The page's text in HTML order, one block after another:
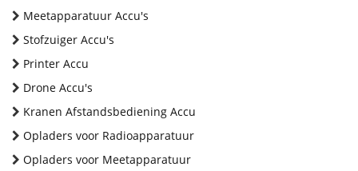
Meetapparatuur Accu's
Stofzuiger Accu's
Printer Accu
Drone Accu's
Kranen Afstandsbediening Accu
Opladers voor Radioapparatuur
Opladers voor Meetapparatuur